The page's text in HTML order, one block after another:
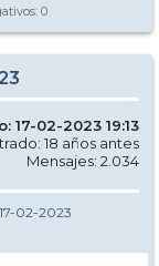
0
17-02-2023 19:13
18 años antes
Mensajes: 2.034
02-2023